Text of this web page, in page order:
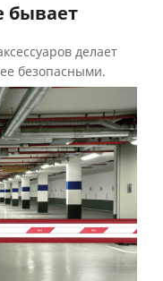
бывает
делает
безопасными.